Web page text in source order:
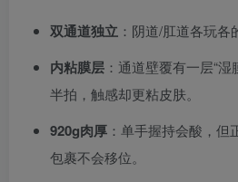
双通道独立 ：阴道/肛道各玩各
内粘膜层 ：通道壁覆有一层“
半拍，触感却更粘皮肤。
920g肉厚 ：单手握持会酸，
包裹不会移位。